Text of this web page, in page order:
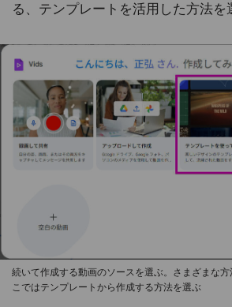
る、テンプレートを活用した方法を
続いて作成する動画のソースを選ぶ。さまざまな
こではテンプレートから作成する方法を選ぶ